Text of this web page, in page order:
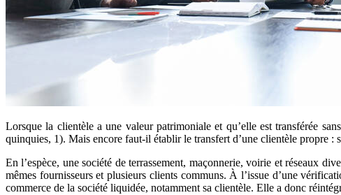
Lorsque la clientèle a une valeur patrimoniale et qu’elle est transférée
quinquies, 1). Mais encore faut-il établir le transfert d’une clientèle propre :
En l’espèce, une société de terrassement, maçonnerie, voirie et réseaux
mêmes fournisseurs et plusieurs clients communs. À l’issue d’une
commerce de la société liquidée, notamment sa clientèle. Elle a donc